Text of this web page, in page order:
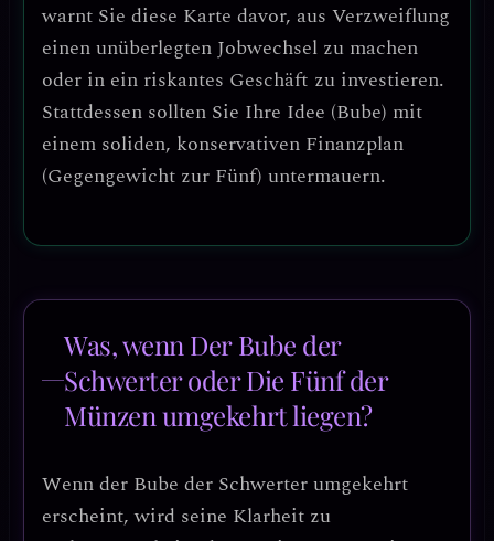
warnt Sie diese Karte davor, aus Verzweiflung
einen unüberlegten Jobwechsel zu machen
oder in ein riskantes Geschäft zu investieren.
Stattdessen sollten Sie Ihre Idee (Bube) mit
einem soliden, konservativen Finanzplan
(Gegengewicht zur Fünf) untermauern.
Was, wenn Der Bube der
Schwerter oder Die Fünf der
Münzen umgekehrt liegen?
Wenn der Bube der Schwerter umgekehrt
erscheint, wird seine Klarheit zu